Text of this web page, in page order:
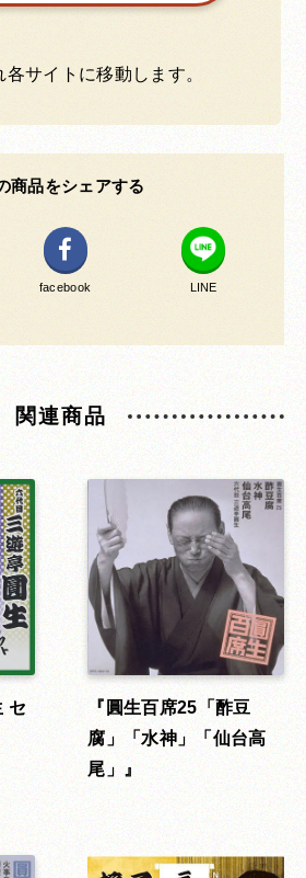
サイトに移動します。
商品をシェアする
facebook LINE
関連商品
セ
圓生百席25「酢豆
腐」「水神」「仙台高
尾」